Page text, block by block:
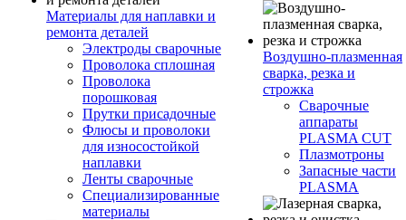
Материалы для наплавки и
ремонта деталей
Электроды сварочные
Проволока сплошная
Проволока
порошковая
Прутки присадочные
Флюсы и проволоки
для износостойкой
наплавки
Ленты сварочные
Специализированные
материалы
Воздушно-плазменная
сварка, резка и
строжка
Сварочные
аппараты
PLASMA CUT
Плазмотроны
Запасные части
PLASMA